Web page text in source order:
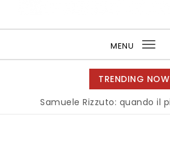
MENU
TRENDING NOW
Samuele Rizzuto: quando il